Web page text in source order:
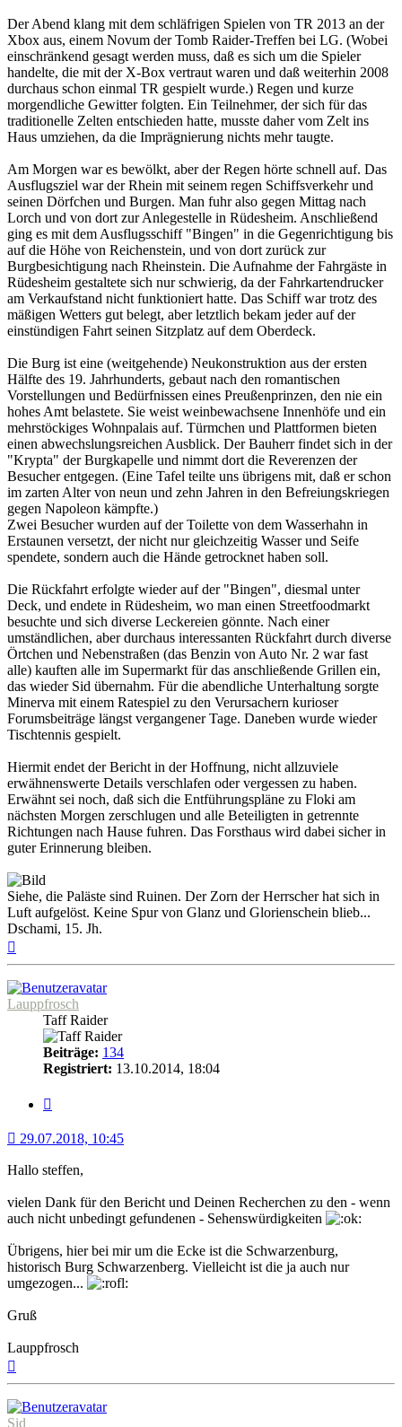
Der Abend klang mit dem schläfrigen Spielen von TR 2013 an der
Xbox aus, einem Novum der Tomb Raider-Treffen bei LG. (Wobei
einschränkend gesagt werden muss, daß es sich um die Spieler
handelte, die mit der X-Box vertraut waren und daß weiterhin 2008
durchaus schon einmal TR gespielt wurde.) Regen und kurze
morgendliche Gewitter folgten. Ein Teilnehmer, der sich für das
traditionelle Zelten entschieden hatte, musste daher vom Zelt ins
Haus umziehen, da die Imprägnierung nichts mehr taugte.
Am Morgen war es bewölkt, aber der Regen hörte schnell auf. Das
Ausflugsziel war der Rhein mit seinem regen Schiffsverkehr und
seinen Dörfchen und Burgen. Man fuhr also gegen Mittag nach
Lorch und von dort zur Anlegestelle in Rüdesheim. Anschließend
ging es mit dem Ausflugsschiff "Bingen" in die Gegenrichtigung bis
auf die Höhe von Reichenstein, und von dort zurück zur
Burgbesichtigung nach Rheinstein. Die Aufnahme der Fahrgäste in
Rüdesheim gestaltete sich nur schwierig, da der Fahrkartendrucker
am Verkaufstand nicht funktioniert hatte. Das Schiff war trotz des
mäßigen Wetters gut belegt, aber letztlich bekam jeder auf der
einstündigen Fahrt seinen Sitzplatz auf dem Oberdeck.
Die Burg ist eine (weitgehende) Neukonstruktion aus der ersten
Hälfte des 19. Jahrhunderts, gebaut nach den romantischen
Vorstellungen und Bedürfnissen eines Preußenprinzen, den nie ein
hohes Amt belastete. Sie weist weinbewachsene Innenhöfe und ein
mehrstöckiges Wohnpalais auf. Türmchen und Plattformen bieten
einen abwechslungsreichen Ausblick. Der Bauherr findet sich in der
"Krypta" der Burgkapelle und nimmt dort die Reverenzen der
Besucher entgegen. (Eine Tafel teilte uns übrigens mit, daß er schon
im zarten Alter von neun und zehn Jahren in den Befreiungskriegen
gegen Napoleon kämpfte.)
Zwei Besucher wurden auf der Toilette von dem Wasserhahn in
Erstaunen versetzt, der nicht nur gleichzeitig Wasser und Seife
spendete, sondern auch die Hände getrocknet haben soll.
Die Rückfahrt erfolgte wieder auf der "Bingen", diesmal unter
Deck, und endete in Rüdesheim, wo man einen Streetfoodmarkt
besuchte und sich diverse Leckereien gönnte. Nach einer
umständlichen, aber durchaus interessanten Rückfahrt durch diverse
Örtchen und Nebenstraßen (das Benzin von Auto Nr. 2 war fast
alle) kauften alle im Supermarkt für das anschließende Grillen ein,
das wieder Sid übernahm. Für die abendliche Unterhaltung sorgte
Minerva mit einem Ratespiel zu den Verursachern kurioser
Forumsbeiträge längst vergangener Tage. Daneben wurde wieder
Tischtennis gespielt.
Hiermit endet der Bericht in der Hoffnung, nicht allzuviele
erwähnenswerte Details verschlafen oder vergessen zu haben.
Erwähnt sei noch, daß sich die Entführungspläne zu Floki am
nächsten Morgen zerschlugen und alle Beteiligten in getrennte
Richtungen nach Hause fuhren. Das Forsthaus wird dabei sicher in
guter Erinnerung bleiben.
Siehe, die Paläste sind Ruinen. Der Zorn der Herrscher hat sich in
Luft aufgelöst. Keine Spur von Glanz und Glorienschein blieb...
Dschami, 15. Jh.
Lauppfrosch
Taff Raider
Beiträge: 134
Registriert: 13.10.2014, 18:04
29.07.2018, 10:45
Hallo steffen,
vielen Dank für den Bericht und Deinen Recherchen zu den - wenn
auch nicht unbedingt gefundenen - Sehenswürdigkeiten
Übrigens, hier bei mir um die Ecke ist die Schwarzenburg,
historisch Burg Schwarzenberg. Vielleicht ist die ja auch nur
umgezogen...
Gruß
Lauppfrosch
Sid